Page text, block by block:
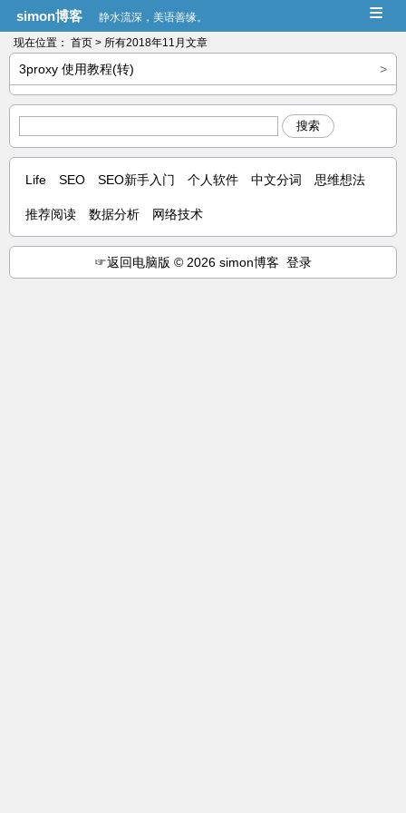
simon博客 静水流深，美语善缘。 ≡
现在位置： 首页 > 所有2018年11月文章
>
3proxy 使用教程(转)
搜索
Life SEO SEO新手入门 个人软件 中文分词 思维想法
推荐阅读 数据分析 网络技术
☞返回电脑版 © 2026 simon博客 登录